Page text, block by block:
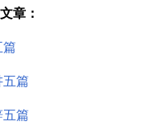
章：
篇
篇
篇